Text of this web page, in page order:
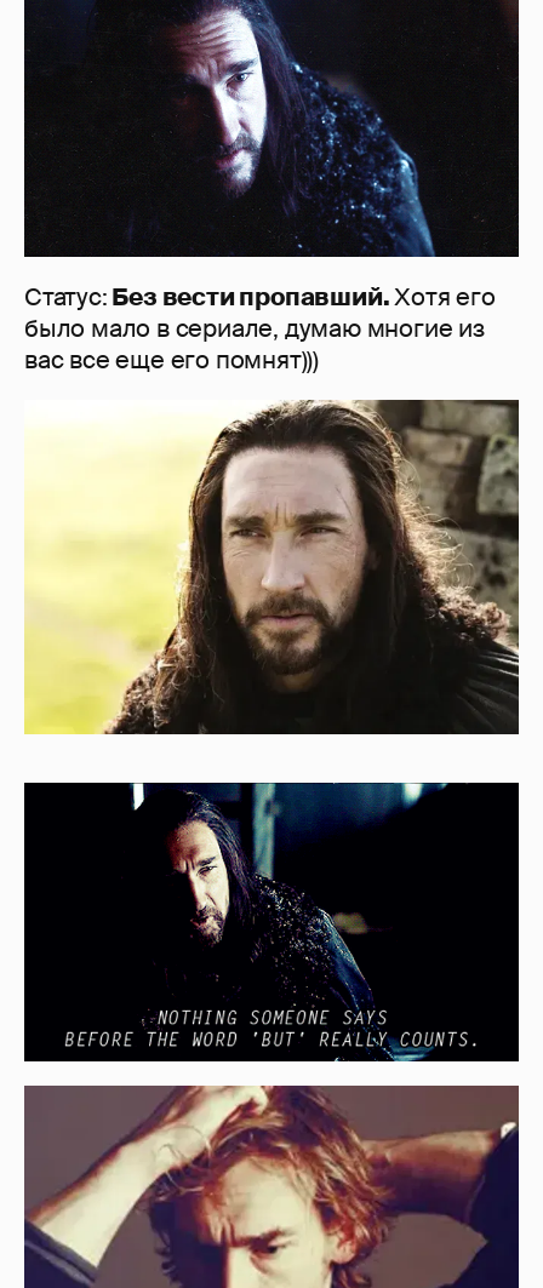
Статус:Без вести пропавший.Хотя его
было мало в сериале, думаю многие из
вас все еще его помнят)))